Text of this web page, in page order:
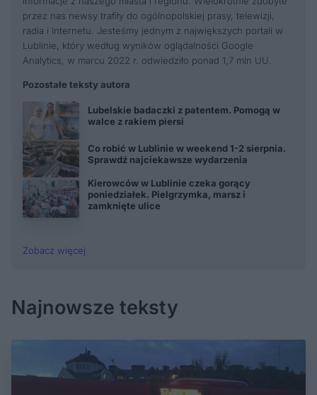
przez nas newsy trafiły do ogólnopolskiej prasy, telewizji,
radia i Internetu. Jesteśmy jednym z największych portali w
Lublinie, który według wyników oglądalności Google
Analytics, w marcu 2022 r. odwiedziło ponad 1,7 mln UU.
Pozostałe teksty autora
Lubelskie badaczki z patentem. Pomogą w
walce z rakiem piersi
Co robić w Lublinie w weekend 1-2 sierpnia.
Sprawdź najciekawsze wydarzenia
Kierowców w Lublinie czeka gorący
poniedziałek. Pielgrzymka, marsz i
zamknięte ulice
Zobacz więcej
Najnowsze teksty